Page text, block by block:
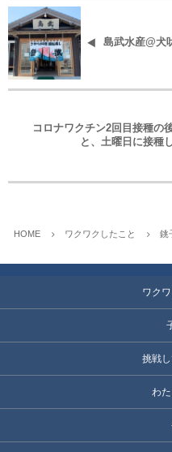
島武水産@犬
コロナワクチン2回目接種の
と、土曜日に接種
HOME ワクワクしたこと 銚
ワク
挑戦
わ